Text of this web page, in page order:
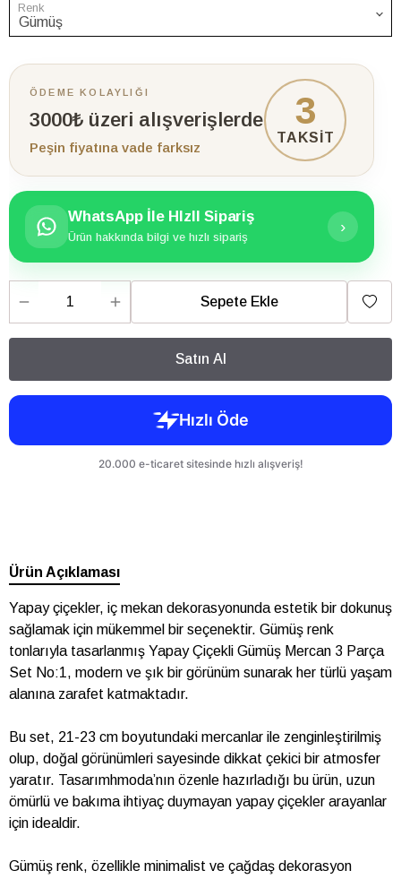
Renk
ÖDEME KOLAYLIĞI
3000₺ üzeri alışverişlerde
Peşin fiyatına vade farksız
3
TAKSİT
WhatsApp İle HIzlI Sipariş
Ürün hakkında bilgi ve hızlı sipariş
›
Sepete Ekle
Satın Al
Ürün Açıklaması
Yapay çiçekler, iç mekan dekorasyonunda estetik bir dokunuş
sağlamak için mükemmel bir seçenektir. Gümüş renk
tonlarıyla tasarlanmış Yapay Çiçekli Gümüş Mercan 3 Parça
Set No:1, modern ve şık bir görünüm sunarak her türlü yaşam
alanına zarafet katmaktadır.
Bu set, 21-23 cm boyutundaki mercanlar ile zenginleştirilmiş
olup, doğal görünümleri sayesinde dikkat çekici bir atmosfer
yaratır. Tasarımhmoda’nın özenle hazırladığı bu ürün, uzun
ömürlü ve bakıma ihtiyaç duymayan yapay çiçekler arayanlar
için idealdir.
Gümüş renk, özellikle minimalist ve çağdaş dekorasyon